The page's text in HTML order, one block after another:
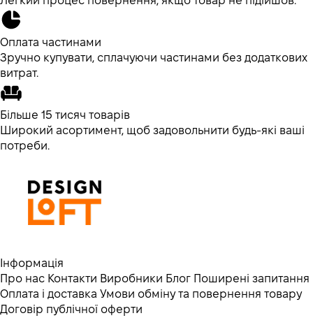
Оплата частинами
Зручно купувати, сплачуючи частинами без додаткових
витрат.
Більше 15 тисяч товарів
Широкий асортимент, щоб задовольнити будь-які ваші
потреби.
Інформація
Про нас Контакти Виробники Блог Поширені запитання
Оплата і доставка Умови обміну та повернення товару
Договір публічної оферти